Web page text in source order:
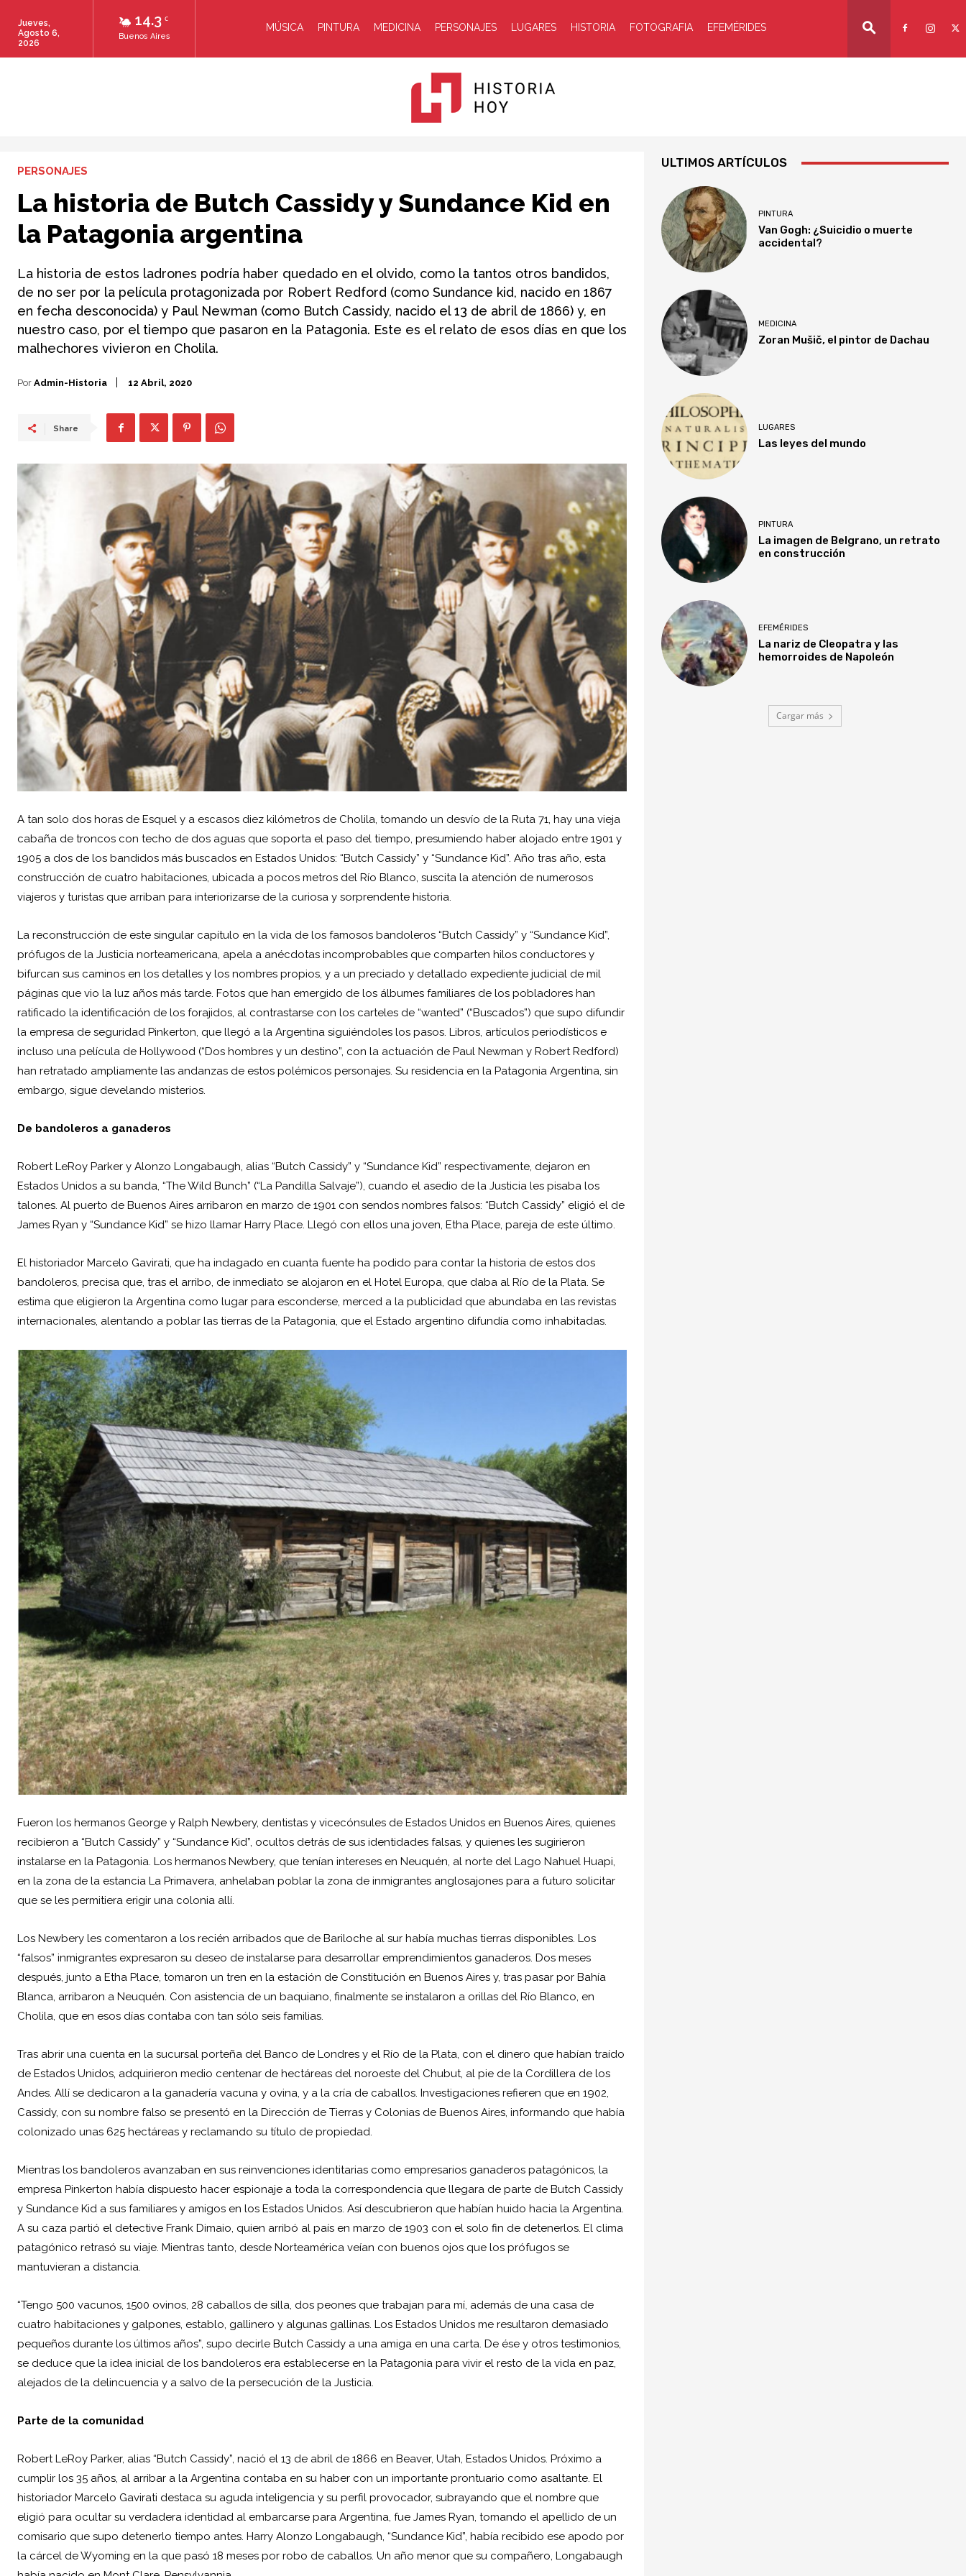
14.3 C
Buenos Aires
Jueves,
Agosto 6,
2026
MÚSICA PINTURA MEDICINA PERSONAJES LUGARES HISTORIA FOTOGRAFIA EFEMÉRIDES
Hoy
PERSONAJES
La historia de Butch Cassidy y Sundance Kid en
la Patagonia argentina
La historia de estos ladrones podría haber quedado en el olvido, como la tantos otros bandidos,
de no ser por la película protagonizada por Robert Redford (como Sundance kid, nacido en 1867
en fecha desconocida) y Paul Newman (como Butch Cassidy, nacido el 13 de abril de 1866) y, en
nuestro caso, por el tiempo que pasaron en la Patagonia. Este es el relato de esos días en que los
malhechores vivieron en Cholila.
Por Admin-Historia 12 Abril, 2020
Share
A tan solo dos horas de Esquel y a escasos diez kilómetros de Cholila, tomando un desvío de la Ruta 71, hay una vieja
cabaña de troncos con techo de dos aguas que soporta el paso del tiempo, presumiendo haber alojado entre 1901 y
1905 a dos de los bandidos más buscados en Estados Unidos: “Butch Cassidy” y “Sundance Kid”. Año tras año, esta
construcción de cuatro habitaciones, ubicada a pocos metros del Río Blanco, suscita la atención de numerosos
viajeros y turistas que arriban para interiorizarse de la curiosa y sorprendente historia.
La reconstrucción de este singular capítulo en la vida de los famosos bandoleros “Butch Cassidy” y “Sundance Kid”,
prófugos de la Justicia norteamericana, apela a anécdotas incomprobables que comparten hilos conductores y
bifurcan sus caminos en los detalles y los nombres propios, y a un preciado y detallado expediente judicial de mil
páginas que vio la luz años más tarde. Fotos que han emergido de los álbumes familiares de los pobladores han
ratificado la identificación de los forajidos, al contrastarse con los carteles de “wanted” (“Buscados”) que supo difundir
la empresa de seguridad Pinkerton, que llegó a la Argentina siguiéndoles los pasos. Libros, artículos periodísticos e
incluso una película de Hollywood (“Dos hombres y un destino”, con la actuación de Paul Newman y Robert Redford)
han retratado ampliamente las andanzas de estos polémicos personajes. Su residencia en la Patagonia Argentina, sin
embargo, sigue develando misterios.
De bandoleros a ganaderos
Robert LeRoy Parker y Alonzo Longabaugh, alias “Butch Cassidy” y “Sundance Kid” respectivamente, dejaron en
Estados Unidos a su banda, “The Wild Bunch” (“La Pandilla Salvaje”), cuando el asedio de la Justicia les pisaba los
talones. Al puerto de Buenos Aires arribaron en marzo de 1901 con sendos nombres falsos: “Butch Cassidy” eligió el de
James Ryan y “Sundance Kid” se hizo llamar Harry Place. Llegó con ellos una joven, Etha Place, pareja de este último.
El historiador Marcelo Gavirati, que ha indagado en cuanta fuente ha podido para contar la historia de estos dos
bandoleros, precisa que, tras el arribo, de inmediato se alojaron en el Hotel Europa, que daba al Río de la Plata. Se
estima que eligieron la Argentina como lugar para esconderse, merced a la publicidad que abundaba en las revistas
internacionales, alentando a poblar las tierras de la Patagonia, que el Estado argentino difundía como inhabitadas.
Fueron los hermanos George y Ralph Newbery, dentistas y vicecónsules de Estados Unidos en Buenos Aires, quienes
recibieron a “Butch Cassidy” y “Sundance Kid”, ocultos detrás de sus identidades falsas, y quienes les sugirieron
instalarse en la Patagonia. Los hermanos Newbery, que tenían intereses en Neuquén, al norte del Lago Nahuel Huapi,
en la zona de la estancia La Primavera, anhelaban poblar la zona de inmigrantes anglosajones para a futuro solicitar
que se les permitiera erigir una colonia allí.
Los Newbery les comentaron a los recién arribados que de Bariloche al sur había muchas tierras disponibles. Los
“falsos” inmigrantes expresaron su deseo de instalarse para desarrollar emprendimientos ganaderos. Dos meses
después, junto a Etha Place, tomaron un tren en la estación de Constitución en Buenos Aires y, tras pasar por Bahía
Blanca, arribaron a Neuquén. Con asistencia de un baquiano, finalmente se instalaron a orillas del Río Blanco, en
Cholila, que en esos días contaba con tan sólo seis familias.
Tras abrir una cuenta en la sucursal porteña del Banco de Londres y el Río de la Plata, con el dinero que habían traído
de Estados Unidos, adquirieron medio centenar de hectáreas del noroeste del Chubut, al pie de la Cordillera de los
Andes. Allí se dedicaron a la ganadería vacuna y ovina, y a la cría de caballos. Investigaciones refieren que en 1902,
Cassidy, con su nombre falso se presentó en la Dirección de Tierras y Colonias de Buenos Aires, informando que había
colonizado unas 625 hectáreas y reclamando su título de propiedad.
Mientras los bandoleros avanzaban en sus reinvenciones identitarias como empresarios ganaderos patagónicos, la
empresa Pinkerton había dispuesto hacer espionaje a toda la correspondencia que llegara de parte de Butch Cassidy
y Sundance Kid a sus familiares y amigos en los Estados Unidos. Así descubrieron que habían huido hacia la Argentina.
A su caza partió el detective Frank Dimaio, quien arribó al país en marzo de 1903 con el solo fin de detenerlos. El clima
patagónico retrasó su viaje. Mientras tanto, desde Norteamérica veían con buenos ojos que los prófugos se
mantuvieran a distancia.
“Tengo 500 vacunos, 1500 ovinos, 28 caballos de silla, dos peones que trabajan para mí, además de una casa de
cuatro habitaciones y galpones, establo, gallinero y algunas gallinas. Los Estados Unidos me resultaron demasiado
pequeños durante los últimos años”, supo decirle Butch Cassidy a una amiga en una carta. De ése y otros testimonios,
se deduce que la idea inicial de los bandoleros era establecerse en la Patagonia para vivir el resto de la vida en paz,
alejados de la delincuencia y a salvo de la persecución de la Justicia.
Parte de la comunidad
Robert LeRoy Parker, alias “Butch Cassidy”, nació el 13 de abril de 1866 en Beaver, Utah, Estados Unidos. Próximo a
cumplir los 35 años, al arribar a la Argentina contaba en su haber con un importante prontuario como asaltante. El
historiador Marcelo Gavirati destaca su aguda inteligencia y su perfil provocador, subrayando que el nombre que
eligió para ocultar su verdadera identidad al embarcarse para Argentina, fue James Ryan, tomando el apellido de un
comisario que supo detenerlo tiempo antes. Harry Alonzo Longabaugh, “Sundance Kid”, había recibido ese apodo por
la cárcel de Wyoming en la que pasó 18 meses por robo de caballos. Un año menor que su compañero, Longabaugh
ULTIMOS ARTÍCULOS
PINTURA
Van Gogh: ¿Suicidio o muerte
accidental?
MEDICINA
Zoran Mušič, el pintor de Dachau
LUGARES
Las leyes del mundo
PINTURA
La imagen de Belgrano, un retrato
en construcción
EFEMÉRIDES
La nariz de Cleopatra y las
hemorroides de Napoleón
Cargar más